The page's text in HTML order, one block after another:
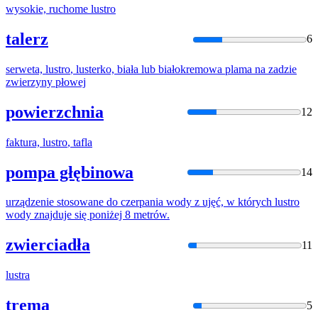
wysokie, ruchome lustro
talerz 6
serweta, lustro, lusterko, biała lub białokremowa plama na zadzie
zwierzyny płowej
powierzchnia 12
faktura, lustro, tafla
pompa głębinowa 14
urządzenie stosowane do czerpania wody z ujęć, w których lustro
wody znajduje się poniżej 8 metrów.
zwierciadła 11
lustra
trema 5